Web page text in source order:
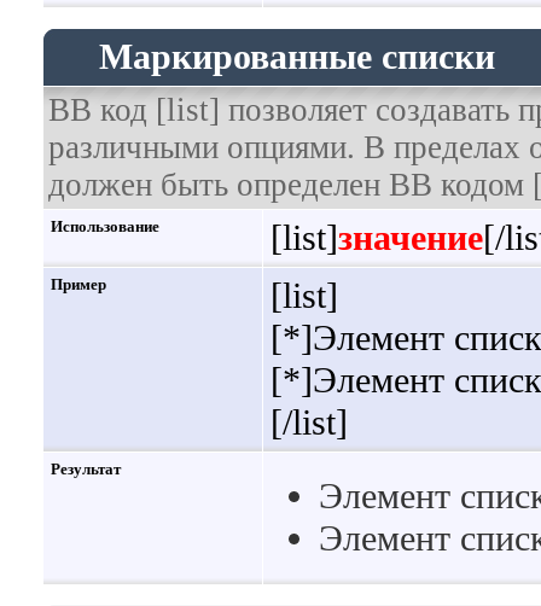
Маркированные списки
BB код [list] позволяет создавать
различными опциями. В пределах
должен быть определен BB кодом
Использование [list]значение[/
Пример
[list]
[*]Элемент
[*]Элемент
[/list]
Результат
Элемент
Элемент